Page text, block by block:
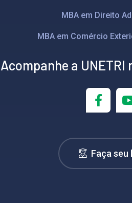
MBA em Direito
MBA em Comércio
Acompanhe a UNETRI
Faça seu